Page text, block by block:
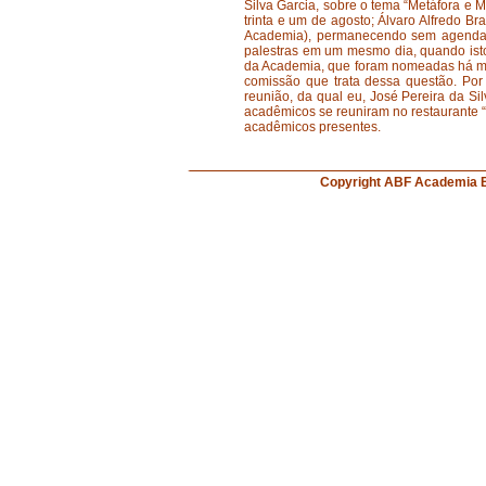
Silva Garcia, sobre o tema “Metáfora e
trinta e um de agosto; Álvaro Alfredo
Academia), permanecendo sem
palestras em um mesmo dia, quando
da Academia, que foram nomeadas há
comissão que trata dessa questão.
reunião, da qual eu, José Pereira da
acadêmicos se reuniram no restaurante
acadêmicos presentes.
Copyright ABF